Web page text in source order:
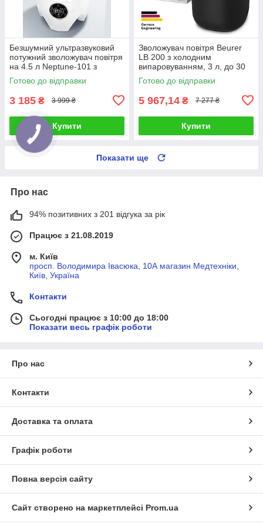
Безшумний ультразвуковий
потужний зволожувач повітря
на 4.5 л Neptune-101 з
сенсорним дисплеїв і
пультом ДУ
Готово до відправки
3 185 ₴ 3 999 ₴
Купити
Зволожувач повітря Beurer
LB 200 з холодним
випаровуванням, 3 л, до 30
м²
Готово до відправки
5 967,14 ₴ 7 277 ₴
Купити
Показати ще
Про нас
94% позитивних з 201 відгука за рік
Працює з 21.08.2019
м. Київ
просп. Володимира Івасюка, 10А магазин Медтехніки,
Київ, Україна
Контакти
Сьогодні працює з 10:00 до 18:00
Показати весь графік роботи
Про нас
Контакти
Доставка та оплата
Графік роботи
Повна версія сайту
Сайт створено на маркетплейсі Prom.ua